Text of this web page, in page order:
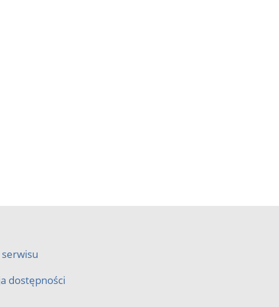
dostępności